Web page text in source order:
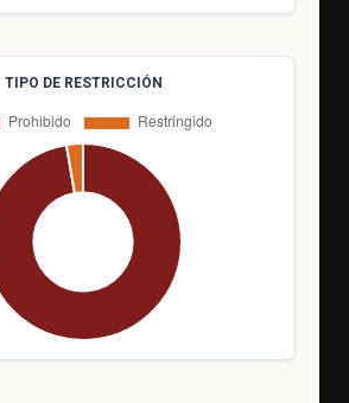
TIPO DE RESTRICCIÓN